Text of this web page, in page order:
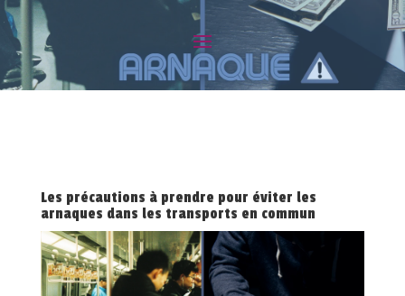
Les précautions à prendre pour éviter les
arnaques dans les transports en commun